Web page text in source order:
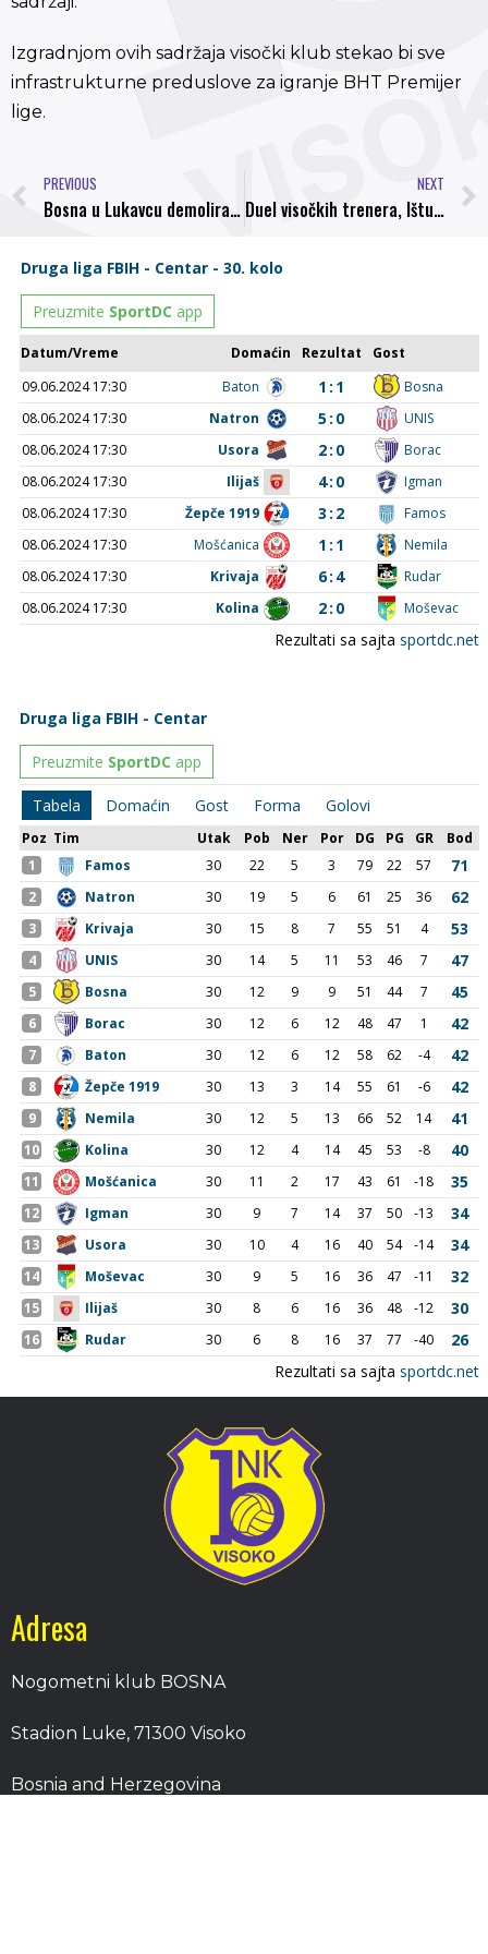
Izgradnjom ovih sadržaja visočki klub stekao bi sve
infrastrukturne preduslove za igranje BHT Premijer
lige.
PREVIOUS
Bosna u Lukavcu demolirala domaću ekipu
NEXT
Duel visočkih trenera, Ištuka i Kulovića, završio bez pobjednika
Adresa
Nogometni klub BOSNA
Stadion Luke, 71300 Visoko
Bosnia and Herzegovina